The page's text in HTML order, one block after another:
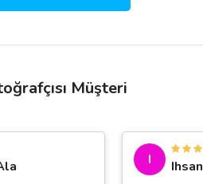
Müşteri
I
Ihsan